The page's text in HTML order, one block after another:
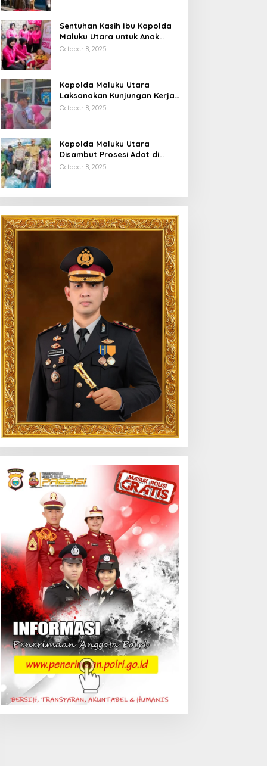
Sentuhan Kasih Ibu Kapolda
Maluku Utara untuk Anak
Penyandang Hidrosefalus di
October 8, 2025
Kapolda Maluku Utara
Laksanakan Kunjungan Kerja
Di Polres Halsel
October 8, 2025
Kapolda Maluku Utara
Disambut Prosesi Adat di
Bumi Saruma
October 8, 2025